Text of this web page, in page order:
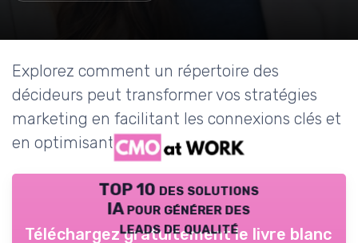
Explorez comment un répertoire des
décideurs peut transformer vos stratégies
marketing en facilitant les connexions clés et
en optimisant vos efforts.
TOP 10 des solutions
IA pour générer des
leads de qualité
Téléchargez gratuitement le livre blanc